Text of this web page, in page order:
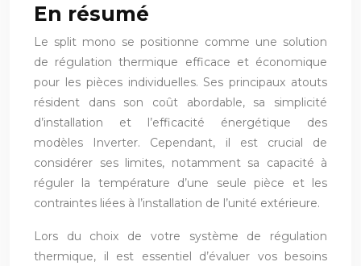
En résumé
Le split mono se positionne comme une solution
de régulation thermique efficace et économique
pour les pièces individuelles. Ses principaux atouts
résident dans son coût abordable, sa simplicité
d’installation et l’efficacité énergétique des
modèles Inverter. Cependant, il est crucial de
considérer ses limites, notamment sa capacité à
réguler la température d’une seule pièce et les
contraintes liées à l’installation de l’unité extérieure.
Lors du choix de votre système de régulation
thermique, il est essentiel d’évaluer vos besoins